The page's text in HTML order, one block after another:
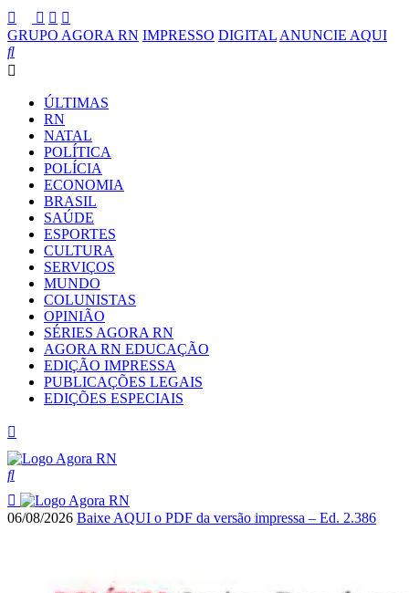
GRUPO AGORA RN IMPRESSO DIGITAL ANUNCIE AQUI
ÚLTIMAS
RN
NATAL
POLÍTICA
POLÍCIA
ECONOMIA
BRASIL
SAÚDE
ESPORTES
CULTURA
SERVIÇOS
MUNDO
COLUNISTAS
OPINIÃO
SÉRIES AGORA RN
AGORA RN EDUCAÇÃO
EDIÇÃO IMPRESSA
PUBLICAÇÕES LEGAIS
EDIÇÕES ESPECIAIS
06/08/2026 Baixe AQUI o PDF da versão impressa – Ed. 2.386